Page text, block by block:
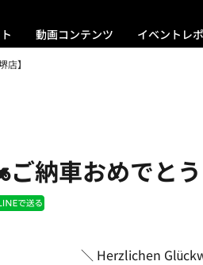
動画コンテンツ イベントレ
】
納車おめでとう
＼ Herzlichen